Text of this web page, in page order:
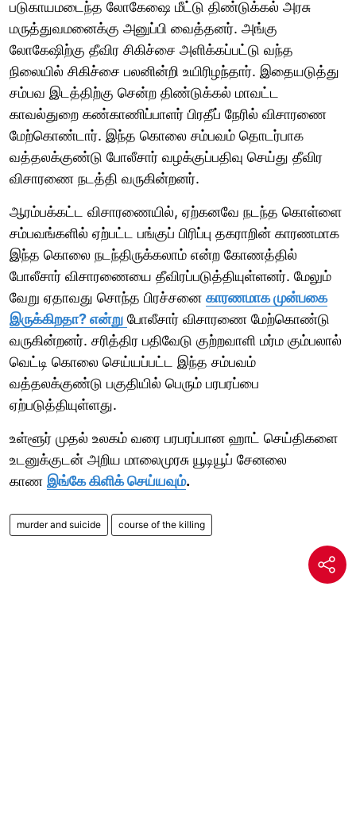
படுகாயமடைந்த லோகேஷை மீட்டு திண்டுக்கல் அரசு
மருத்துவமனைக்கு அனுப்பி வைத்தனர். அங்கு
லோகேஷிற்கு தீவிர சிகிச்சை அளிக்கப்பட்டு வந்த
நிலையில் சிகிச்சை பலனின்றி உயிரிழந்தார். இதையடுத்து
சம்பவ இடத்திற்கு சென்ற திண்டுக்கல் மாவட்ட
காவல்துறை கண்காணிப்பாளர் பிரதீப் நேரில் விசாரணை
மேற்கொண்டார். இந்த கொலை சம்பவம் தொடர்பாக
வத்தலக்குண்டு போலீசார் வழக்குப்பதிவு செய்து தீவிர
விசாரணை நடத்தி வருகின்றனர்.
ஆரம்பக்கட்ட விசாரணையில், ஏற்கனவே நடந்த கொள்ளை
சம்பவங்களில் ஏற்பட்ட பங்குப் பிரிப்பு தகராறின் காரணமாக
இந்த கொலை நடந்திருக்கலாம் என்ற கோணத்தில்
போலீசார் விசாரணையை தீவிரப்படுத்தியுள்ளனர். மேலும்
வேறு ஏதாவது சொந்த பிரச்சனை காரணமாக முன்பகை
இருக்கிறதா? என்று போலீசார் விசாரணை மேற்கொண்டு
வருகின்றனர். சரித்திர பதிவேடு குற்றவாளி மர்ம கும்பலால்
வெட்டி கொலை செய்யப்பட்ட இந்த சம்பவம்
வத்தலக்குண்டு பகுதியில் பெரும் பரபரப்பை
ஏற்படுத்தியுள்ளது.
உள்ளூர் முதல் உலகம் வரை பரபரப்பான ஹாட் செய்திகளை
உடனுக்குடன் அறிய மாலைமுரசு யூடியூப் சேனலை
காண இங்கே கிளிக் செய்யவும்.
murder and suicide course of the killing